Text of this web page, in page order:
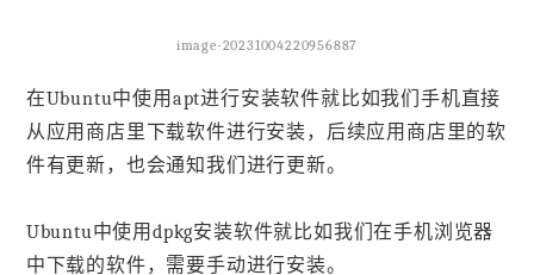
image-20231004220956887
在Ubuntu中使用apt进行安装软件就比如我们手机直接
从应用商店里下载软件进行安装，后续应用商店里的软
件有更新，也会通知我们进行更新。
Ubuntu中使用dpkg安装软件就比如我们在手机浏览器
中下载的软件，需要手动进行安装。